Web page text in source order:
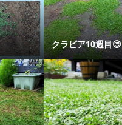
クラピア10週目😊